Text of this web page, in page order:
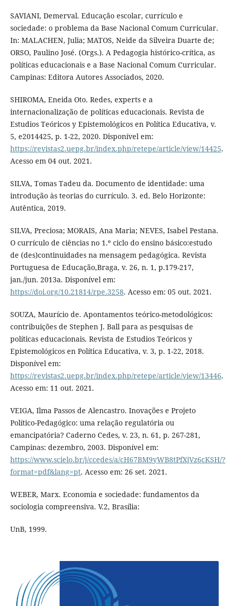
SAVIANI, Demerval. Educação escolar, currículo e
sociedade: o problema da Base Nacional Comum Curricular.
In: MALACHEN, Julia; MATOS, Neide da Silveira Duarte de;
ORSO, Paulino José. (Orgs.). A Pedagogia histórico-crítica, as
políticas educacionais e a Base Nacional Comum Curricular.
Campinas: Editora Autores Associados, 2020.
SHIROMA, Eneida Oto. Redes, experts e a
internacionalização de políticas educacionais. Revista de
Estudios Teóricos y Epistemológicos en Política Educativa, v.
5, e2014425, p. 1-22, 2020. Disponível em:
https://revistas2.uepg.br/index.php/retepe/article/view/14425.
Acesso em 04 out. 2021.
SILVA, Tomas Tadeu da. Documento de identidade: uma
introdução às teorias do currículo. 3. ed. Belo Horizonte:
Autêntica, 2019.
SILVA, Preciosa; MORAIS, Ana Maria; NEVES, Isabel Pestana.
O currículo de ciências no 1.º ciclo do ensino básico:estudo
de (des)continuidades na mensagem pedagógica. Revista
Portuguesa de Educação,Braga, v. 26, n. 1, p.179-217,
jan./jun. 2013a. Disponível em:
https://doi.org/10.21814/rpe.3258. Acesso em: 05 out. 2021.
SOUZA, Maurício de. Apontamentos teórico-metodológicos:
contribuições de Stephen J. Ball para as pesquisas de
políticas educacionais. Revista de Estudios Teóricos y
Epistemológicos en Política Educativa, v. 3, p. 1-22, 2018.
Disponível em:
https://revistas2.uepg.br/index.php/retepe/article/view/13446.
Acesso em: 11 out. 2021.
VEIGA, Ilma Passos de Alencastro. Inovações e Projeto
Político-Pedagógico: uma relação regulatória ou
emancipatória? Caderno Cedes, v. 23, n. 61, p. 267-281,
Campinas: dezembro, 2003. Disponível em:
https://www.scielo.br/j/ccedes/a/cH67BM9yWB8tPfXjVz6cKSH/?
format=pdf&lang=pt. Acesso em: 26 set. 2021.
WEBER, Marx. Economia e sociedade: fundamentos da
sociologia compreensiva. V.2, Brasília:
UnB, 1999.